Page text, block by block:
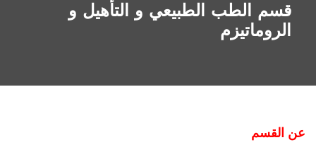
قسم الطب الطبيعي و التأهيل و
الروماتيزم
عن القسم